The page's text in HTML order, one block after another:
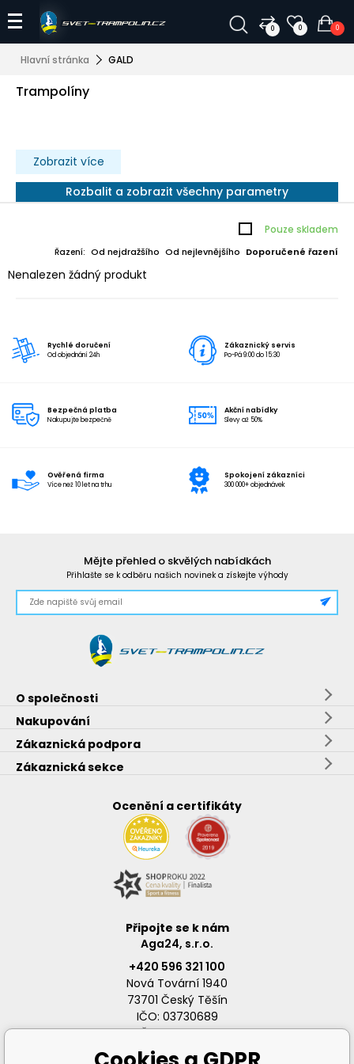
0 0 0
Hlavní stránka GALD
Trampolíny
Zobrazit více
Rozbalit a zobrazit všechny parametry
Pouze skladem
Řazení: Od nejdražšího Od nejlevnějšího Doporučené řazení
Nenalezen žádný produkt
Rychlé doručení
Od objednání 24h
Zákaznický servis
Po-Pá 9:00 do 15:30
Bezpečná platba
Nakupujte bezpečně
Akční nabídky
Slevy až 50%
Ověřená firma
Více než 10 let na trhu
Spokojení zákazníci
300 000+ objednávek
Mějte přehled o skvělých nabídkách
Přihlašte se k odběru našich novinek a získejte výhody
O společnosti
Nakupování
Zákaznická podpora
Zákaznická sekce
Ocenění a certifikáty
Připojte se k nám
Aga24, s.r.o.
+420 596 321 100
Nová Tovární 1940
73701 Český Těšín
IČO: 03730689
DIČ: CZ03730689